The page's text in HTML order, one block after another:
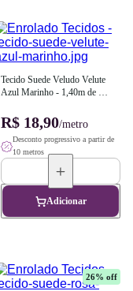
Tecido Suede Veludo Velute
Azul Marinho - 1,40m de
R$ 18,90/metro
Desconto progressivo a partir de
10 metros
Adicionar
26% off